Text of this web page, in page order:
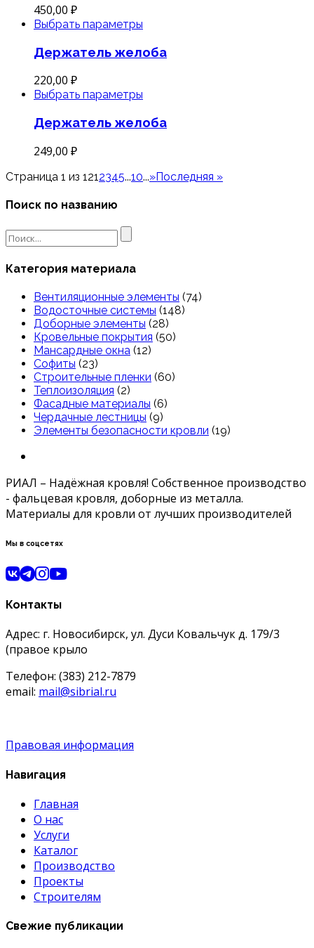
450,00 ₽
Выбрать параметры
Держатель желоба
220,00 ₽
Выбрать параметры
Держатель желоба
249,00 ₽
Страница 1 из 121 2345...10...»Последняя »
Поиск по названию
Search
for:
Категория материала
Вентиляционные элементы (74)
Водосточные системы (148)
Доборные элементы (28)
Кровельные покрытия (50)
Мансардные окна (12)
Софиты (23)
Строительные пленки (60)
Теплоизоляция (2)
Фасадные материалы (6)
Чердачные лестницы (9)
Элементы безопасности кровли (19)
РИАЛ – Надёжная кровля! Собственное производство
- фальцевая кровля, доборные из металла.
Материалы для кровли от лучших производителей
Мы в соцсетях
Контакты
Адрес: г. Новосибирск, ул. Дуси Ковальчук д. 179/3
(правое крыло
Телефон: (383) 212-7879
email: mail@sibrial.ru
Правовая информация
Навигация
Главная
О нас
Услуги
Каталог
Производство
Проекты
Строителям
Свежие публикации